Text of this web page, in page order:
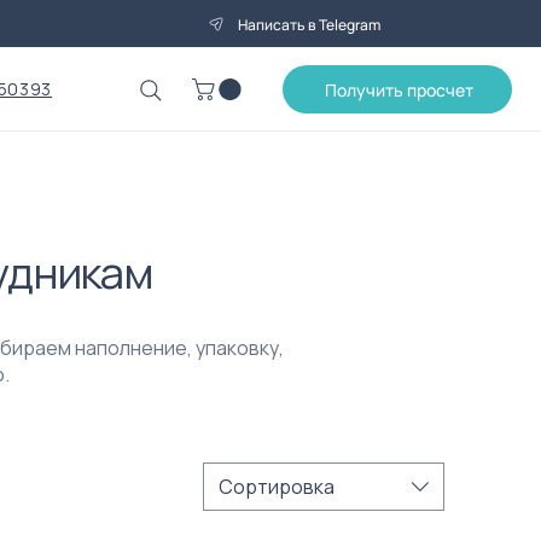
Написать в Telegram
Получить просчет
наполнение, упаковку,
Сортировка